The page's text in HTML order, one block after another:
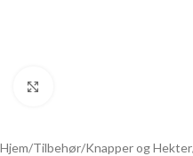
Hjem Tilbehør Knapper og Hekter